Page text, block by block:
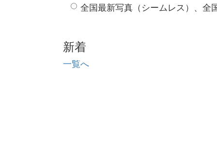
全国最新写真（シームレス）、全
新着
一覧へ